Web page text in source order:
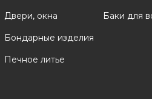
Двери, окна
Бондарные изделия
Печное литье
Баки для